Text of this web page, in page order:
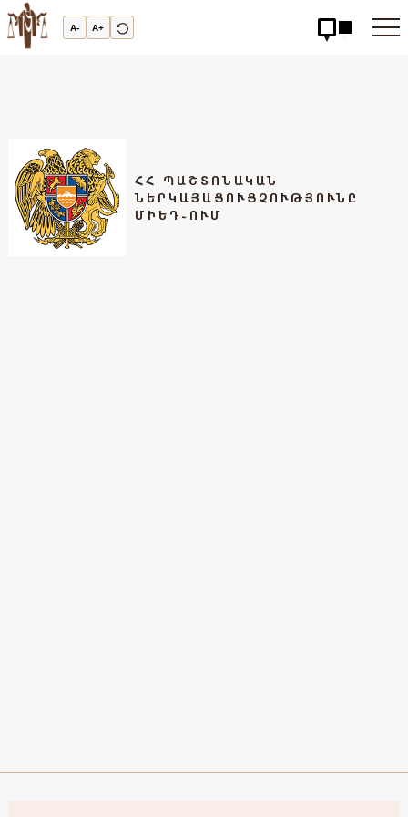
Արդարադատության
Ակադեմիա
A- A+
ՀՀ ՊԱՇՏՈՆԱԿԱՆ
ՆԵՐԿԱՅԱՑՈՒՑՉՈՒԹՅՈՒՆԸ
ՄԻԵԴ֊ՈՒՄ